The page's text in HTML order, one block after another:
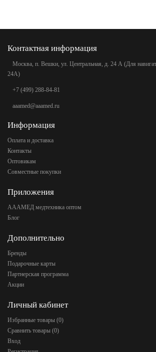
Контактная информация
Москва, п. Вешки, ул. Центральная, д. 24 А (Для
24А)
+7 (499) 288-84-81
aaamed@aaamed.ru
Информация
Оплата и доставка
Контакты
Оптовикам
Совместные покупки
Приложения
АААМЕД медтехника оптом
Блог
Дополнительно
Бренды
Подарочные карты
Партнерская программа
Акции
Личный кабинет
Избранные товары (0)
Сравнить товары (0)
Вход